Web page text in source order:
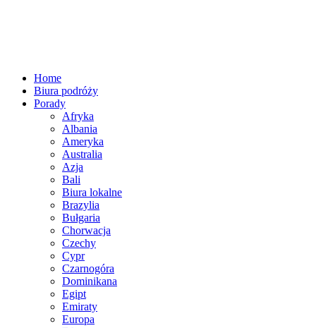
Home
Biura podróży
Porady
Afryka
Albania
Ameryka
Australia
Azja
Bali
Biura lokalne
Brazylia
Bułgaria
Chorwacja
Czechy
Cypr
Czarnogóra
Dominikana
Egipt
Emiraty
Europa